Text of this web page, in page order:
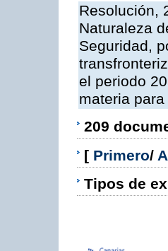
Resolución,
Naturaleza
Seguridad,
el periodo
materia
209
[ Primero/
Tipos de